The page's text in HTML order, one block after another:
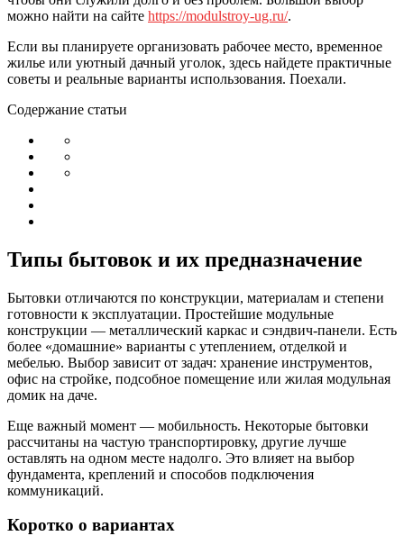
можно найти на сайте https://modulstroy-ug.ru/.
Если вы планируете организовать рабочее место, временное
жилье или уютный дачный уголок, здесь найдете практичные
советы и реальные варианты использования. Поехали.
Содержание статьи
Типы бытовок и их предназначение
Бытовки отличаются по конструкции, материалам и степени
готовности к эксплуатации. Простейшие модульные
конструкции — металлический каркас и сэндвич-панели. Есть
более «домашние» варианты с утеплением, отделкой и
мебелью. Выбор зависит от задач: хранение инструментов,
офис на стройке, подсобное помещение или жилая модульная
домик на даче.
Еще важный момент — мобильность. Некоторые бытовки
рассчитаны на частую транспортировку, другие лучше
оставлять на одном месте надолго. Это влияет на выбор
фундамента, креплений и способов подключения
коммуникаций.
Коротко о вариантах